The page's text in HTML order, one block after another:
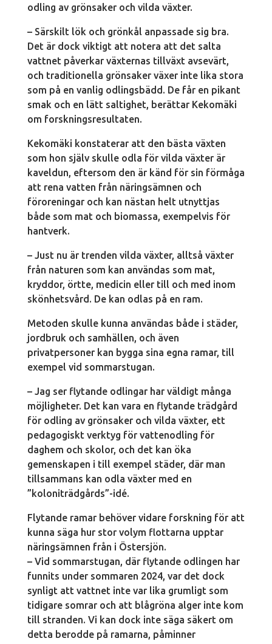
odling av grönsaker och vilda växter.
– Särskilt lök och grönkål anpassade sig bra.
Det är dock viktigt att notera att det salta
vattnet påverkar växternas tillväxt avsevärt,
och traditionella grönsaker växer inte lika stora
som på en vanlig odlingsbädd. De får en pikant
smak och en lätt saltighet, berättar Kekomäki
om forskningsresultaten.
Kekomäki konstaterar att den bästa växten
som hon själv skulle odla för vilda växter är
kaveldun, eftersom den är känd för sin förmåga
att rena vatten från näringsämnen och
föroreningar och kan nästan helt utnyttjas
både som mat och biomassa, exempelvis för
hantverk.
– Just nu är trenden vilda växter, alltså växter
från naturen som kan användas som mat,
kryddor, örtte, medicin eller till och med inom
skönhetsvård. De kan odlas på en ram.
Metoden skulle kunna användas både i städer,
jordbruk och samhällen, och även
privatpersoner kan bygga sina egna ramar, till
exempel vid sommarstugan.
– Jag ser flytande odlingar har väldigt många
möjligheter. Det kan vara en flytande trädgård
för odling av grönsaker och vilda växter, ett
pedagogiskt verktyg för vattenodling för
daghem och skolor, och det kan öka
gemenskapen i till exempel städer, där man
tillsammans kan odla växter med en
”koloniträdgårds”-idé.
Flytande ramar behöver vidare forskning för att
kunna säga hur stor volym flottarna upptar
näringsämnen från i Östersjön.
– Vid sommarstugan, där flytande odlingen har
funnits under sommaren 2024, var det dock
synligt att vattnet inte var lika grumligt som
tidigare somrar och att blågröna alger inte kom
till stranden. Vi kan dock inte säga säkert om
detta berodde på ramarna, påminner